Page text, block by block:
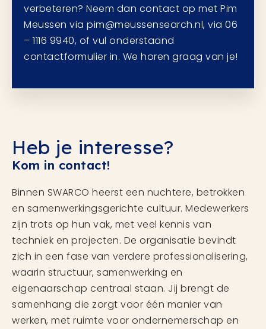
verbeteren? Neem dan contact op met Pim
Meussen via pim@meussensearch.nl, via 06
– 1116 9940, of vul onderstaand
contactformulier in. We horen graag van je!
Heb je interesse?
Kom in contact!
Binnen SWARCO heerst een nuchtere, betrokken
en samenwerkingsgerichte cultuur. Medewerkers
zijn trots op hun vak, met veel kennis van
techniek en projecten. De organisatie bevindt
zich in een fase van verdere professionalisering,
waarin structuur, samenwerking en
eigenaarschap centraal staan. Jij brengt de
samenhang die zorgt voor één manier van
werken, met ruimte voor ondernemerschap en